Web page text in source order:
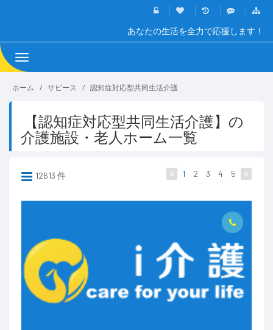
あなたの生活を全力で応援します！
Toggle
navigation
ホーム サビース 認知症対応型共同生活介護
【認知症対応型共同生活介護】の
介護施設・老人ホーム一覧
12613 件 1 2 3 4 5